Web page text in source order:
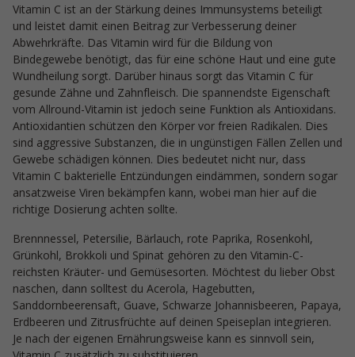
Vitamin C ist an der Stärkung deines Immunsystems beteiligt
und leistet damit einen Beitrag zur Verbesserung deiner
Abwehrkräfte. Das Vitamin wird für die Bildung von
Bindegewebe benötigt, das für eine schöne Haut und eine gute
Wundheilung sorgt. Darüber hinaus sorgt das Vitamin C für
gesunde Zähne und Zahnfleisch. Die spannendste Eigenschaft
vom Allround-Vitamin ist jedoch seine Funktion als Antioxidans.
Antioxidantien schützen den Körper vor freien Radikalen. Dies
sind aggressive Substanzen, die in ungünstigen Fällen Zellen und
Gewebe schädigen können. Dies bedeutet nicht nur, dass
Vitamin C bakterielle Entzündungen eindämmen, sondern sogar
ansatzweise Viren bekämpfen kann, wobei man hier auf die
richtige Dosierung achten sollte.
Brennnessel, Petersilie, Bärlauch, rote Paprika, Rosenkohl,
Grünkohl, Brokkoli und Spinat gehören zu den Vitamin-C-
reichsten Kräuter- und Gemüsesorten. Möchtest du lieber Obst
naschen, dann solltest du Acerola, Hagebutten,
Sanddornbeerensaft, Guave, Schwarze Johannisbeeren, Papaya,
Erdbeeren und Zitrusfrüchte auf deinen Speiseplan integrieren.
Je nach der eigenen Ernährungsweise kann es sinnvoll sein,